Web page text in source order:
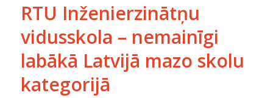
RTU Inženierzinātņu
vidusskola – nemainīgi
labākā Latvijā mazo skolu
kategorijā